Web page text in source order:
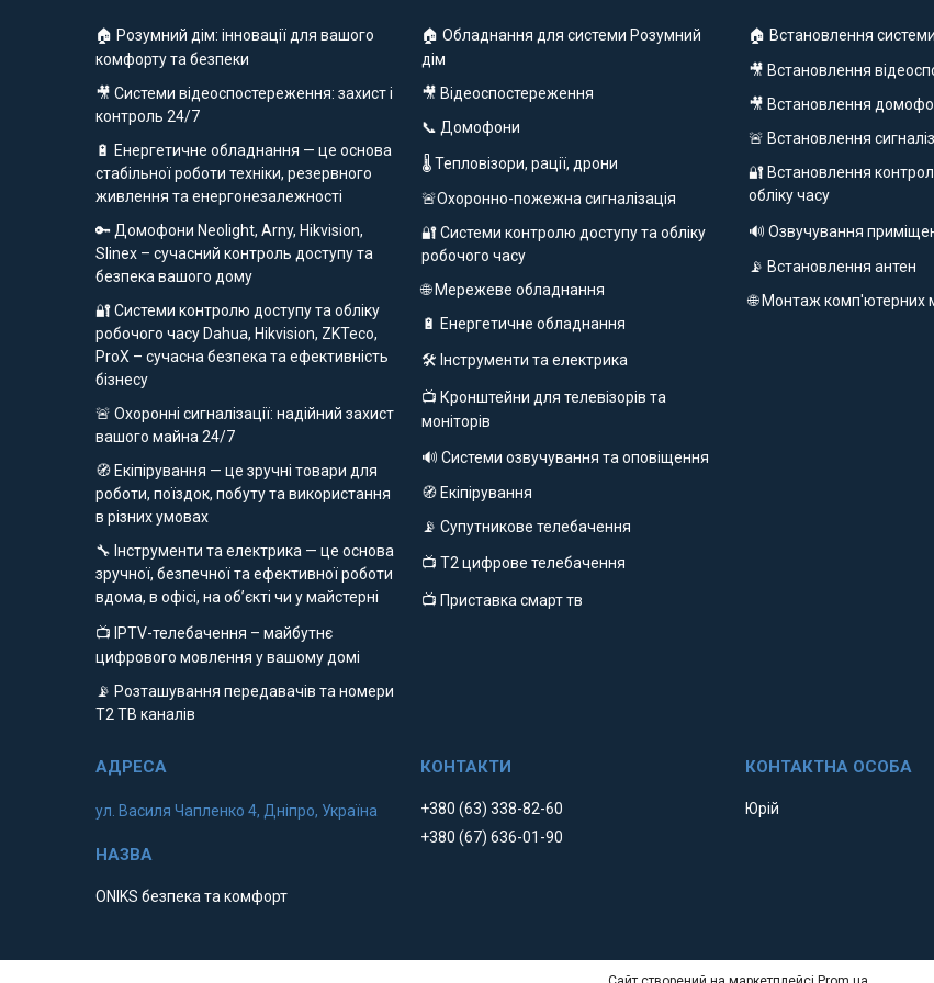
🏠 Розумний дім: інновації для вашого
комфорту та безпеки
🎥 Системи відеоспостереження: захист і
контроль 24/7
🔋 Енергетичне обладнання — це основа
стабільної роботи техніки, резервного
живлення та енергонезалежності
🔑 Домофони Neolight, Arny, Hikvision,
Slinex – сучасний контроль доступу та
безпека вашого дому
🔐 Системи контролю доступу та обліку
робочого часу Dahua, Hikvision, ZKTeco,
ProX – сучасна безпека та ефективність
бізнесу
🚨 Охоронні сигналізації: надійний захист
вашого майна 24/7
🧭 Екіпірування — це зручні товари для
роботи, поїздок, побуту та використання
в різних умовах
🔧 Інструменти та електрика — це основа
зручної, безпечної та ефективної роботи
вдома, в офісі, на об’єкті чи у майстерні
📺 IPTV-телебачення – майбутнє
цифрового мовлення у вашому домі
📡 Розташування передавачів та номери
Т2 ТВ каналів
🏠 Обладнання для системи Розумний
дім
🎥 Відеоспостереження
📞 Домофони
🌡 Тепловізори, рації, дрони
🚨Охоронно-пожежна сигналізація
🔐 Системи контролю доступу та обліку
робочого часу
🌐 Мережеве обладнання
🔋 Енергетичне обладнання
🛠️ Інструменти та електрика
📺 Кронштейни для телевізорів та
моніторів
🔊 Системи озвучування та оповіщення
🧭 Екіпірування
📡 Супутникове телебачення
📺 Т2 цифрове телебачення
📺 Приставка смарт тв
🏠 Встановлення
🎥 Встановлення
🎥 Встановлення
🚨 Встановлення
🔐 Встановлення
обліку часу
🔊 Озвучування
📡 Встановлення антен
🌐 Монтаж комп'ютерних
ул. Василя Чапленко 4, Дніпро, Україна
ONIKS безпека та комфорт
+380 (63) 338-82-60
+380 (67) 636-01-90
Юрій